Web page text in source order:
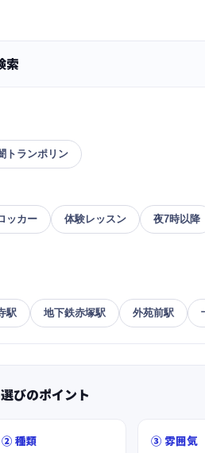
索
トランポリン
ッカー 体験レッスン 夜7時以降
駅 地下鉄赤塚駅 外苑前駅
びのポイント
② 種類 ③ 雰囲気